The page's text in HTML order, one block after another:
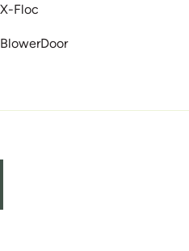
X-Floc
BlowerDoor